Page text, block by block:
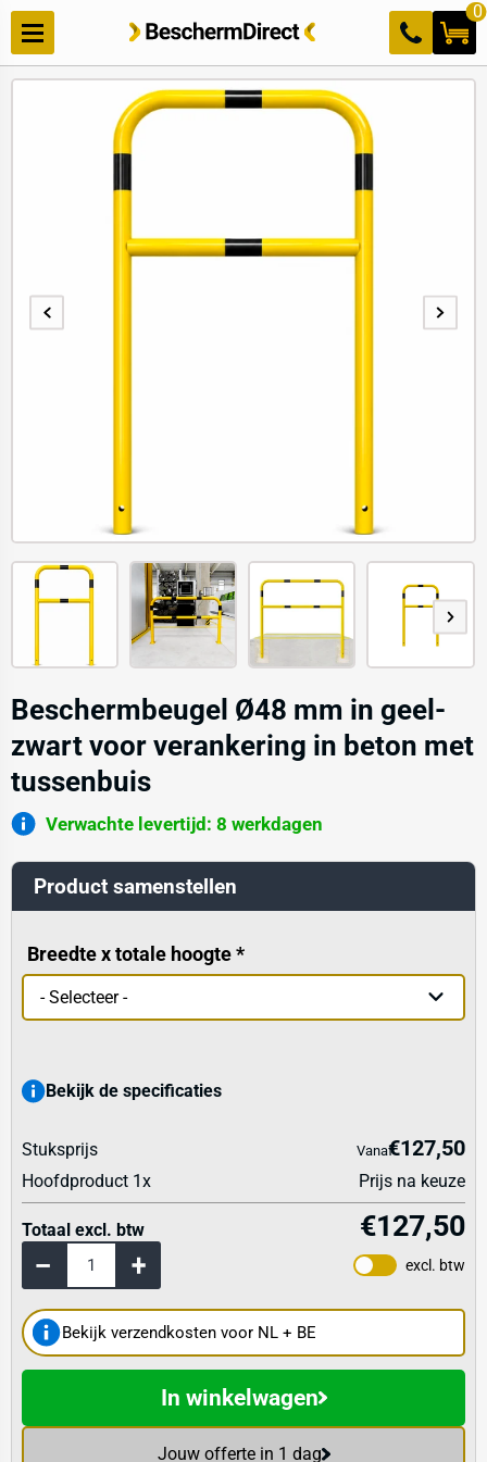
Meteen
naar de
content
0
Beschermbeugel Ø48 mm in geel-
zwart voor verankering in beton met
tussenbuis
Verwachte levertijd: 8 werkdagen
Product samenstellen
Breedte x totale hoogte
Bekijk de specificaties
excl. btw
Stuksprijs Vanaf€127,50
Hoofdproduct 1 x Prijs na keuze
Totaal excl. btw €127,50
Bekijk verzendkosten voor NL + BE
Jouw offerte in 1 dag
In winkelwagen